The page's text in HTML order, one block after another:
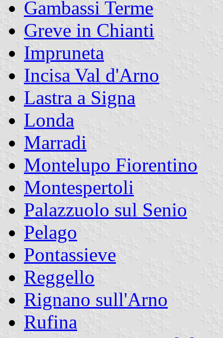
Gambassi Terme
Greve in Chianti
Impruneta
Incisa Val d'Arno
Lastra a Signa
Londa
Marradi
Montelupo Fiorentino
Montespertoli
Palazzuolo sul Senio
Pelago
Pontassieve
Reggello
Rignano sull'Arno
Rufina